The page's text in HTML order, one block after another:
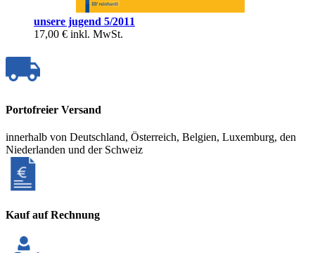
unsere jugend 5/2011
17,00 € inkl. MwSt.
Portofreier Versand
innerhalb von Deutschland, Österreich, Belgien, Luxemburg, den
Niederlanden und der Schweiz
Kauf auf Rechnung